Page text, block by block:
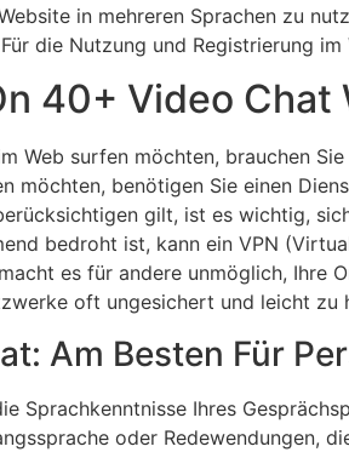
in mehreren Sprachen zu
die Nutzung und Registrierung
40+ Video Chat
Web surfen möchten, brauchen
möchten, benötigen Sie einen
gilt, ist es wichtig,
bedroht ist, kann ein VPN
es für andere unmöglich, Ihre
oft ungesichert und leicht zu
Am Besten Für
Sprachkenntnisse Ihres
oder Redewendungen,